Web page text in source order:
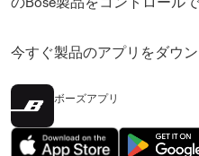
今すぐ製品のアプリをダウ
ボーズアプリ